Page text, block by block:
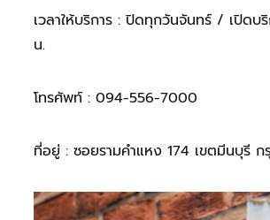
เวลาให้บริการ : ปิดทุกวันจันทร์ / เปิด
น.
โทรศัพท์ : 094-556-7000
ที่อยู่ : ซอยรามคำแหง 174 เขตมีนบุรี ก